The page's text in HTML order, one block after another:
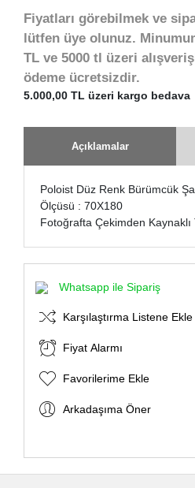
Fiyatları görebilmek ve
lütfen üye olunuz.
TL ve 5000 tl üzeri
ödeme ücretsizdir.
5.000,00 TL üzeri kargo bedava
Açıklamalar
Poloist Düz Renk Bürümcük
Ölçüsü : 70X180
Fotoğrafta Çekimden Kaynaklı
Whatsapp ile Sipariş
Karşılaştırma Listene Ekle
Fiyat Alarmı
Favorilerime Ekle
Arkadaşıma Öner